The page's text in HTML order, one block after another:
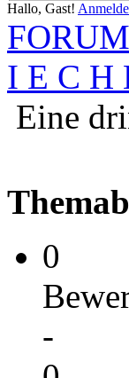
Hallo, Gast!
I E C H
Eine
0
-